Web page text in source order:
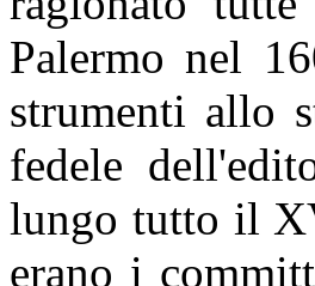
Palermo nel
strumenti allo
fedele
lungo tutto il
erano i